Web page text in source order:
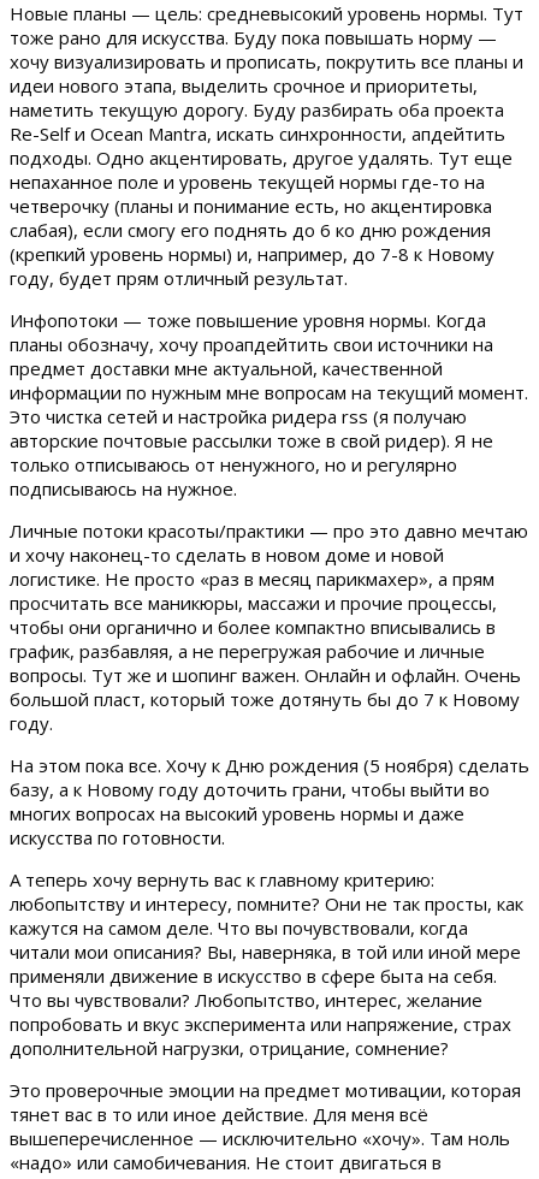
Новые планы — цель: средневысокий уровень нормы. Тут
тоже рано для искусства. Буду пока повышать норму —
хочу визуализировать и прописать, покрутить все планы и
идеи нового этапа, выделить срочное и приоритеты,
наметить текущую дорогу. Буду разбирать оба проекта
Re-Self и Ocean Mantra, искать синхронности, апдейтить
подходы. Одно акцентировать, другое удалять. Тут еще
непаханное поле и уровень текущей нормы где-то на
четверочку (планы и понимание есть, но акцентировка
слабая), если смогу его поднять до 6 ко дню рождения
(крепкий уровень нормы) и, например, до 7-8 к Новому
году, будет прям отличный результат.
Инфопотоки — тоже повышение уровня нормы. Когда
планы обозначу, хочу проапдейтить свои источники на
предмет доставки мне актуальной, качественной
информации по нужным мне вопросам на текущий момент.
Это чистка сетей и настройка ридера rss (я получаю
авторские почтовые рассылки тоже в свой ридер). Я не
только отписываюсь от ненужного, но и регулярно
подписываюсь на нужное.
Личные потоки красоты/практики — про это давно мечтаю
и хочу наконец-то сделать в новом доме и новой
логистике. Не просто «раз в месяц парикмахер», а прям
просчитать все маникюры, массажи и прочие процессы,
чтобы они органично и более компактно вписывались в
график, разбавляя, а не перегружая рабочие и личные
вопросы. Тут же и шопинг важен. Онлайн и офлайн. Очень
большой пласт, который тоже дотянуть бы до 7 к Новому
году.
На этом пока все. Хочу к Дню рождения (5 ноября) сделать
базу, а к Новому году доточить грани, чтобы выйти во
многих вопросах на высокий уровень нормы и даже
искусства по готовности.
А теперь хочу вернуть вас к главному критерию:
любопытству и интересу, помните? Они не так просты, как
кажутся на самом деле. Что вы почувствовали, когда
читали мои описания? Вы, наверняка, в той или иной мере
применяли движение в искусство в сфере быта на себя.
Что вы чувствовали? Любопытство, интерес, желание
попробовать и вкус эксперимента или напряжение, страх
дополнительной нагрузки, отрицание, сомнение?
Это проверочные эмоции на предмет мотивации, которая
тянет вас в то или иное действие. Для меня всё
вышеперечисленное — исключительно «хочу». Там ноль
«надо» или самобичевания. Не стоит двигаться в